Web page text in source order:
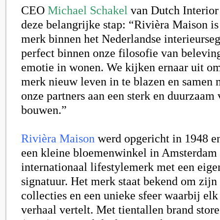
CEO Michael Schakel van Dutch
deze belangrijke stap: “Rivièra Maison
merk binnen het Nederlandse
perfect binnen onze filosofie van
emotie in wonen. We kijken ernaar uit
merk nieuw leven in te blazen en samen
onze partners aan een sterk en
bouwen.”
Rivièra Maison werd opgericht in 1948
een kleine bloemenwinkel in Amsterdam
internationaal lifestylemerk met een
signatuur. Het merk staat bekend om
collecties en een unieke sfeer waarbij
verhaal vertelt. Met tientallen brand